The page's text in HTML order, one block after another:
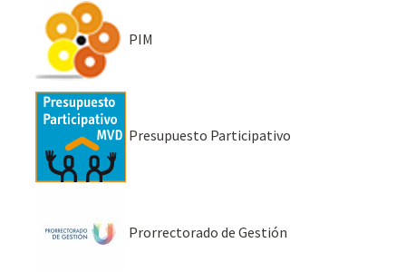
PIM
Presupuesto Participativo
Prorrectorado de Gestión